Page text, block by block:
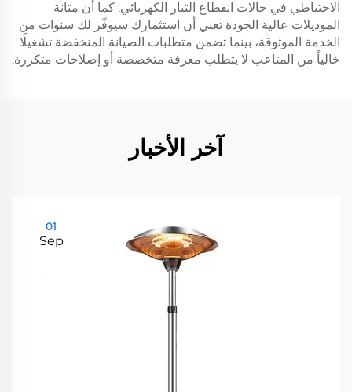
الاحتياطي في حالات انقطاع التيار الكهربائي. كما أن متانة
الموديلات عالية الجودة تعني أن استثمارك سيوفّر لك سنوات من
الخدمة الموثوقة، بينما تضمن متطلبات الصيانة المنخفضة تشغيلًا
خالياً من المتاعب لا يتطلب معرفة متخصصة أو إصلاحات متكررة.
آخر الأخبار
01
Sep